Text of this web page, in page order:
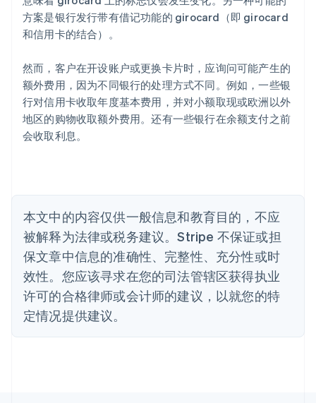
方案是银行发行带有借记功能的 girocard（即 girocard
和信用卡的结合）。
然而，客户在开设账户或更换卡片时，应询问可能产生的
额外费用，因为不同银行的处理方式不同。例如，一些银
行对信用卡收取年度基本费用，并对小额取现或欧洲以外
地区的购物收取额外费用。还有一些银行在余额支付之前
会收取利息。
本文中的内容仅供一般信息和教育目的，不应
被解释为法律或税务建议。Stripe 不保证或担
保文章中信息的准确性、完整性、充分性或时
效性。您应该寻求在您的司法管辖区获得执业
许可的合格律师或会计师的建议，以就您的特
定情况提供建议。
English
爱沙尼亚
English
澳大利亚
English
巴西
PortuguêsEnglish
保加利亚
English
丹麦
德国
DeutschEnglish
法国
FrançaisEnglish
芬兰
EnglishSvenska